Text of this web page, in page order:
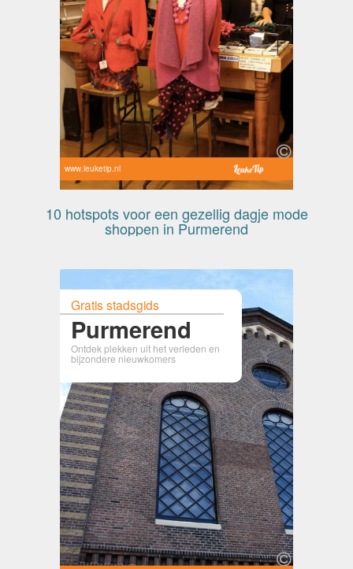
www.leuketip.nl
10 hotspots voor een gezellig dagje mode
shoppen in Purmerend
Gratis stadsgids
Purmerend
Ontdek plekken uit het verleden en
bijzondere nieuwkomers